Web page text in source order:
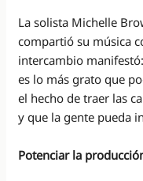
La solista Michelle
compartió su música
intercambio
es lo más grato que
el hecho de traer las
y que la gente pueda
Potenciar la